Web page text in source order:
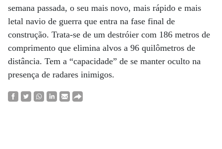
semana passada, o seu mais novo, mais rápido e mais
letal navio de guerra que entra na fase final de
construção. Trata-se de um destróier com 186 metros de
comprimento que elimina alvos a 96 quilômetros de
distância. Tem a “capacidade” de se manter oculto na
presença de radares inimigos.